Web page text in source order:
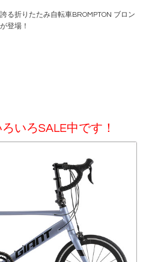
る折りたたみ自転車BROMPTON ブロン
登場！
いろSALE中です！